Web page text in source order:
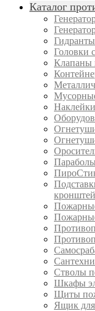
Каталог
Головки
Клапаны
Параболы
Стволы
Шкафы
Щиты
Ящик